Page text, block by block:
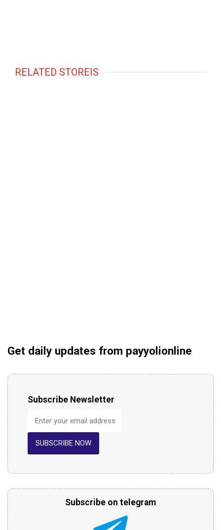
RELATED STOREIS
Get daily updates from payyolionline
Subscribe Newsletter
SUBSCRIBE NOW
Subscribe on telegram